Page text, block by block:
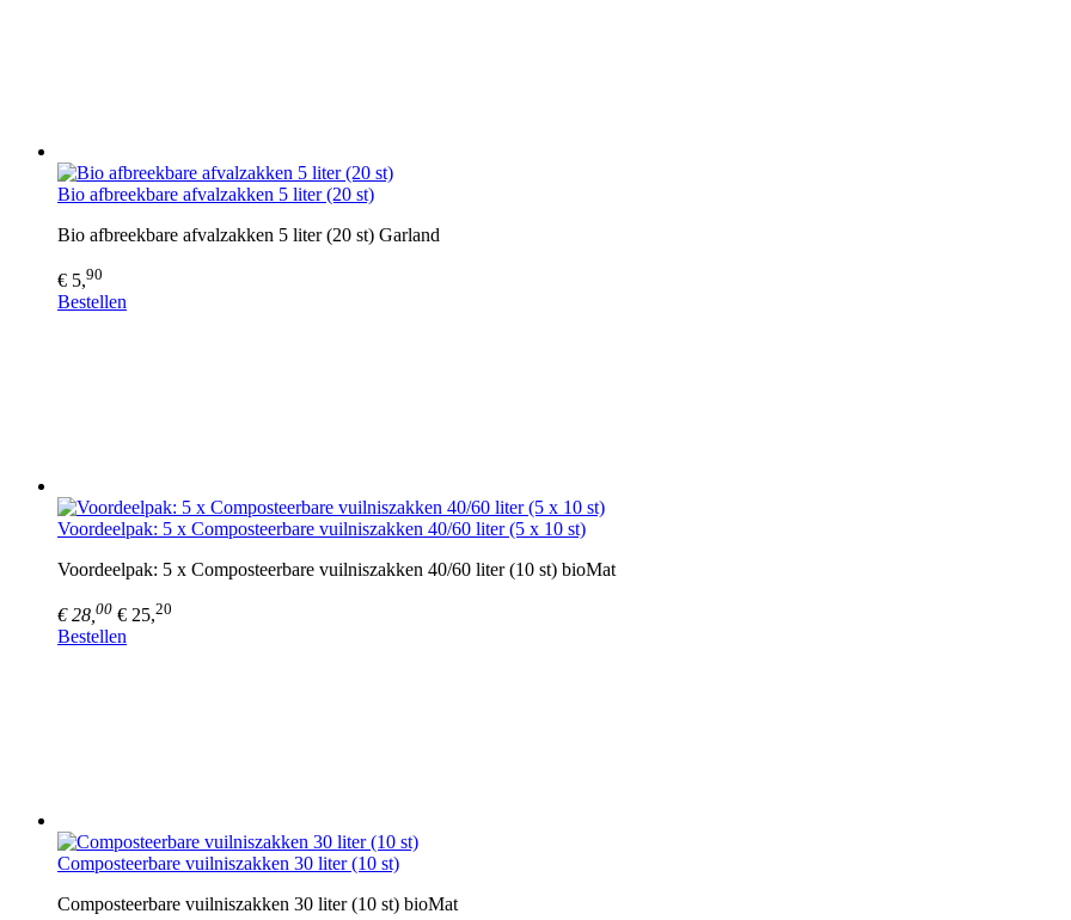
Bio afbreekbare afvalzakken 5 liter (20 st)
Bio afbreekbare afvalzakken 5 liter (20 st) Garland
€ 5,90
Bestellen
Voordeelpak: 5 x Composteerbare vuilniszakken 40/60 liter (5 x 10 st)
Voordeelpak: 5 x Composteerbare vuilniszakken 40/60 liter (10 st) bioMat
€ 28, 00 € 25,20
Bestellen
Composteerbare vuilniszakken 30 liter (10 st)
Composteerbare vuilniszakken 30 liter (10 st) bioMat